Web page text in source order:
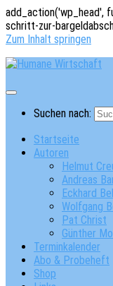
add_action('wp_head',
schritt-zur-
Zum Inhalt springen
Suchen nach:
Startseite
Autoren
Helmut
Andreas
Eckhard
Wolfgang
Pat Christ
Günther
Terminkalender
Abo & Probeheft
Shop